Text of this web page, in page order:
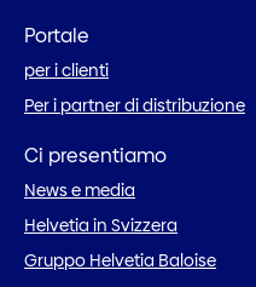
Portale
per i clienti
Per i partner di distribuzione
Ci presentiamo
News e media
Helvetia in Svizzera
Gruppo Helvetia Baloise